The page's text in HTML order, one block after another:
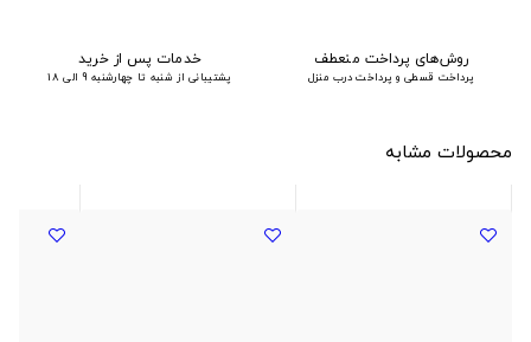
روش‌های پرداخت منعطف
پرداخت قسطی و پرداخت درب منزل
خدمات پس از خرید
پشتیبانی از شنبه تا چهارشنبه 9 الی 18
محصولات مشابه